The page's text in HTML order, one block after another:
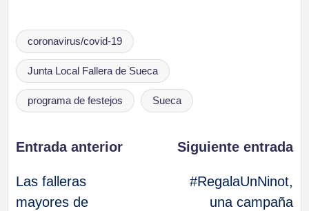
Etiquetas:
coronavirus/covid-19
Junta Local Fallera de Sueca
programa de festejos Sueca
Navegación
de
Entrada anterior
Las falleras
mayores de
Siguiente entrada
#RegalaUnNinot,
una campaña